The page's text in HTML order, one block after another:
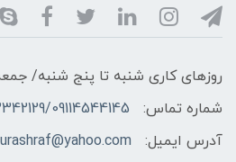
روزهای کاری شنبه تا پنج شنبه/
شماره تماس:
09114544145
آدرس ایمیل: